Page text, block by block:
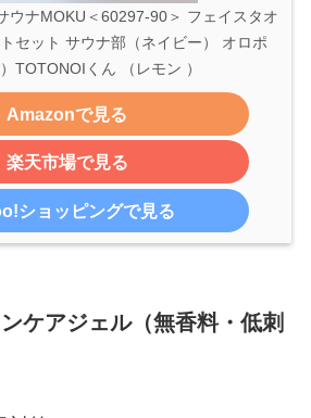
ウナMOKU＜60297-90＞ フェイスタオ
セット サウナ部（ネイビー） オロポ
）TOTONOIくん （レモン ）
Amazonで見る
楽天市場で見る
ショッピングで見る
ケアジェル（無香料・低刺